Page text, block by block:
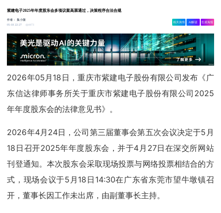
紫建电子2025年年度股东会多项议案高票通过，决策程序合法合规
作者：集小微
05-18 22:27
4473
相关舆情 AI解读 生成海报
2026年05月18日，重庆市紫建电子股份有限公司发布《广
东信达律师事务所关于重庆市紫建电子股份有限公司2025
年年度股东会的法律意见书》。
2026年4月24日，公司第三届董事会第五次会议决定于5月
18日召开2025年年度股东会，并于4月27日在深交所网站
刊登通知。本次股东会采取现场投票与网络投票相结合的方
式，现场会议于5月18日14:30在广东省东莞市望牛墩镇召
开，董事长因工作未出席，由副董事长主持。